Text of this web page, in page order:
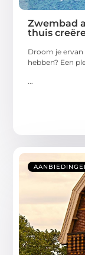
Zwembad
thuis
Droom je
hebben? Een